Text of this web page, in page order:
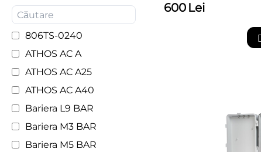
806TS-0240
ATHOS AC A
ATHOS AC A25
ATHOS AC A40
Bariera L9 BAR
Bariera M3 BAR
Bariera M5 BAR
600 Lei